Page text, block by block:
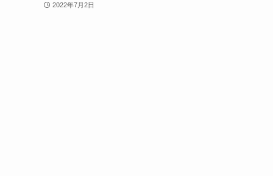
2022年7月2日